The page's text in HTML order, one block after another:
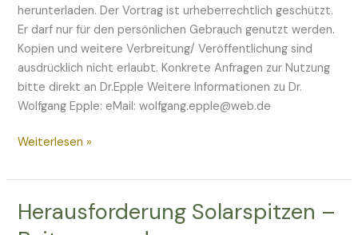
herunterladen. Der Vortrag ist urheberrechtlich geschützt.
Er darf nur für den persönlichen Gebrauch genutzt werden.
Kopien und weitere Verbreitung/ Veröffentlichung sind
ausdrücklich nicht erlaubt. Konkrete Anfragen zur Nutzung
bitte direkt an Dr.Epple Weitere Informationen zu Dr.
Wolfgang Epple: eMail: wolfgang.epple@web.de
Weiterlesen »
Herausforderung Solarspitzen –
Herausforderung